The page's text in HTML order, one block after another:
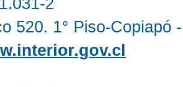
520. 1° Piso-Copiapó